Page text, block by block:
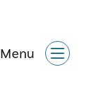
Menu